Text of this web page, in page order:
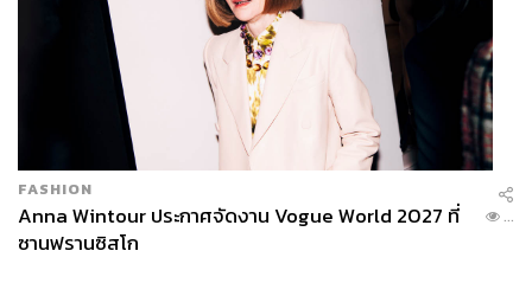
317
ABOUT THE AUTHOR
THE STANDARD TEAM
FASHION
Anna Wintour ประกาศจัดงาน Vogue World 2027 ที่
ซานฟรานซิสโก
...